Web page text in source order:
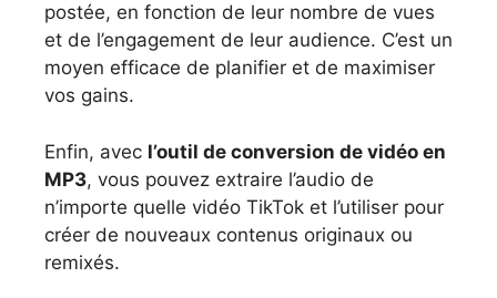
postée, en fonction de leur nombre de vues
et de l’engagement de leur audience. C’est un
moyen efficace de planifier et de maximiser
vos gains.
Enfin, avec l’outil de conversion de vidéo en
MP3, vous pouvez extraire l’audio de
n’importe quelle vidéo TikTok et l’utiliser pour
créer de nouveaux contenus originaux ou
remixés.